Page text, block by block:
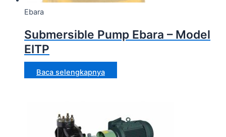
Ebara
Submersible Pump Ebara – Model
EITP
Baca selengkapnya